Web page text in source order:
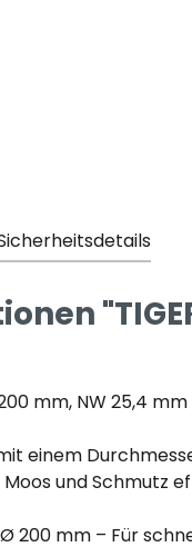
mm, NW 25,4
einem
und Schmutz
200 mm – Für